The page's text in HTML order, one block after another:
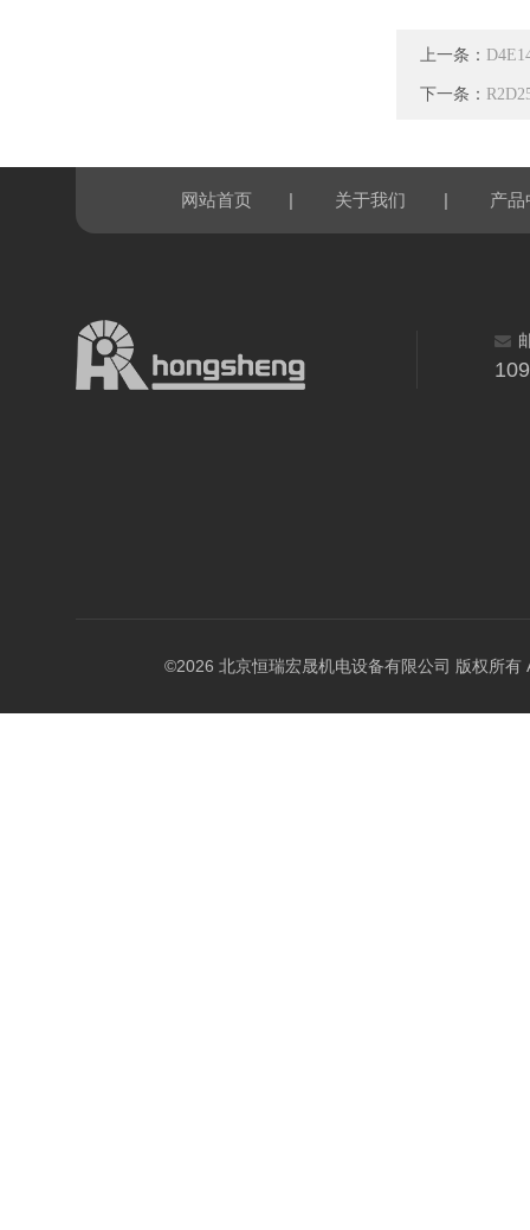
上一条：
下一条：
网站首页 | 关于我们 | 产品
©2026 北京恒瑞宏晟机电设备有限公司 版权所有